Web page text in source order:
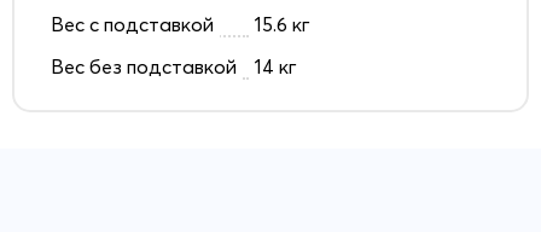
Вес с подставкой
15.6 кг
Вес без подставкой
14 кг